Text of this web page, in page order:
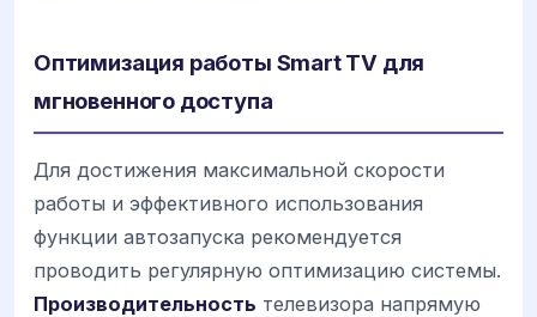
Оптимизация работы Smart TV для
мгновенного доступа
Для достижения максимальной скорости
работы и эффективного использования
функции автозапуска рекомендуется
проводить регулярную оптимизацию системы.
Производительность телевизора напрямую